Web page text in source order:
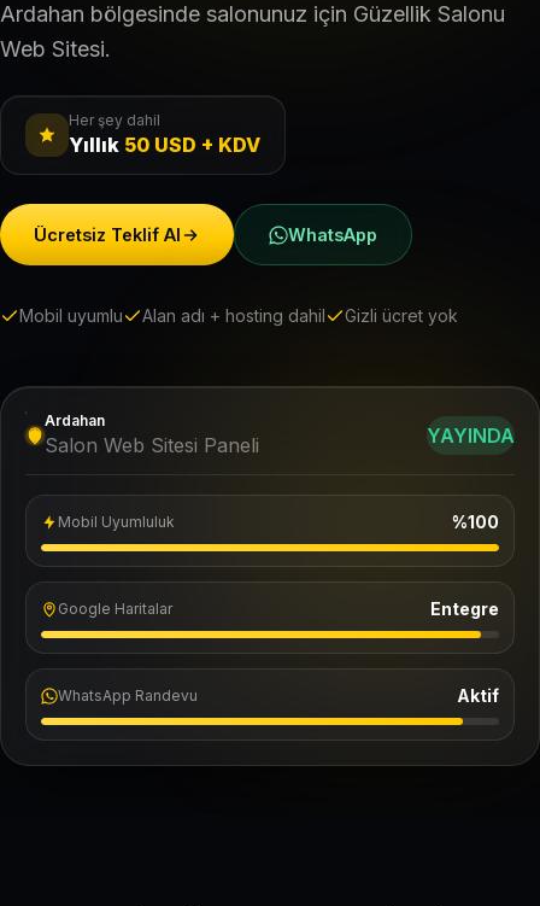
Ardahan bölgesinde salonunuz için Güzellik Salonu
Web Sitesi.
Her şey dahil
Yıllık 50 USD + KDV
Ücretsiz Teklif Al WhatsApp
Mobil uyumlu Alan adı + hosting dahil Gizli ücret yok
Ardahan
Salon Web Sitesi Paneli YAYINDA
Mobil Uyumluluk %100
Google Haritalar Entegre
WhatsApp Randevu Aktif